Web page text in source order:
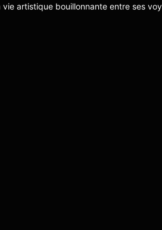
artistique bouillonnante entre ses